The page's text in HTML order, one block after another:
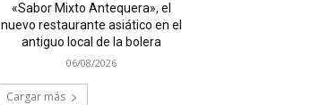
«Sabor Mixto Antequera», el
nuevo restaurante asiático en el
antiguo local de la bolera
06/08/2026
Cargar más